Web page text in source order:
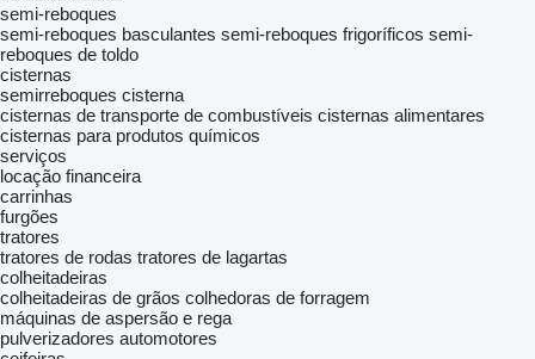
semi-reboques
semi-reboques basculantes semi-reboques frigoríficos semi-
reboques de toldo
cisternas
semirreboques cisterna
cisternas de transporte de combustíveis cisternas alimentares
cisternas para produtos químicos
serviços
locação financeira
carrinhas
furgões
tratores
tratores de rodas tratores de lagartas
colheitadeiras
colheitadeiras de grãos colhedoras de forragem
máquinas de aspersão e rega
pulverizadores automotores